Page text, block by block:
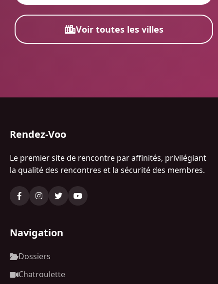
Voir toutes les villes
Rendez-Voo
Le premier site de rencontre par affinités, privilégiant
la qualité des rencontres et la sécurité des membres.
Navigation
Dossiers
Chatroulette